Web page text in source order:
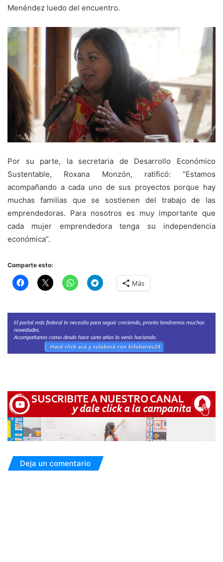
Menéndez luedo del encuentro.
Por su parte, la secretaria de Desarrollo Económico
Sustentable, Roxana Monzón, ratificó: “Estamos
acompañando a cada uno de sus proyectos porque hay
muchas familias que se sostienen del trabajo de las
emprendedoras. Para nosotros es muy importante que
cada mujer emprendedora tenga su independencia
económica”.
Comparte esto:
Más
Deja un comentario